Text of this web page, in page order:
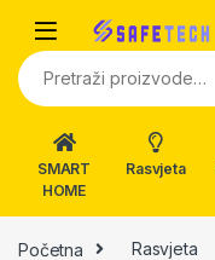
Pretraži:
SMART
HOME
Rasvjeta
Početna Rasvjeta